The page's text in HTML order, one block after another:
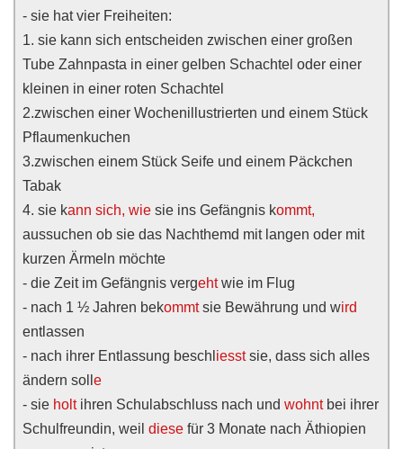
- sie hat vier Freiheiten:
1. sie kann sich entscheiden zwischen einer großen
Tube Zahnpasta in einer gelben Schachtel oder einer
kleinen in einer roten Schachtel
2.zwischen einer Wochenillustrierten und einem Stück
Pflaumenkuchen
3.zwischen einem Stück Seife und einem Päckchen
Tabak
4. sie kann sich, wie sie ins Gefängnis kommt,
aussuchen ob sie das Nachthemd mit langen oder mit
kurzen Ärmeln möchte
- die Zeit im Gefängnis vergehtwie im Flug
- nach 1 ½ Jahren bekommtsie Bewährung und wird
entlassen
- nach ihrer Entlassung beschl iesstsie, dass sich alles
ändern soll e
- sie holt ihren Schulabschluss nach und wohnt bei ihrer
Schulfreundin, weil diese für 3 Monate nach Äthiopien